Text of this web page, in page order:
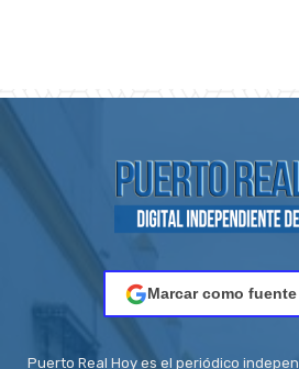
Marcar como
Puerto Real Hoy es el periódico